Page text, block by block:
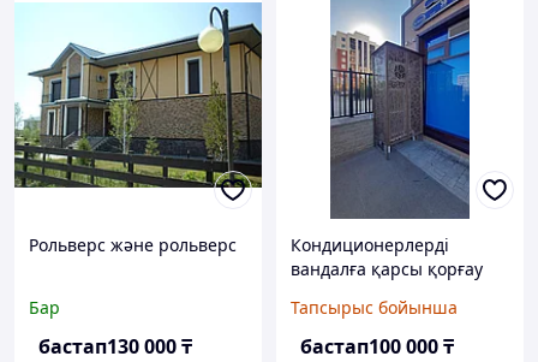
Рольверс және рольверс
Бар
бастап130 000₸
Кондиционерлерді
вандалға қарсы қорғау
Тапсырыс бойынша
бастап100 000₸